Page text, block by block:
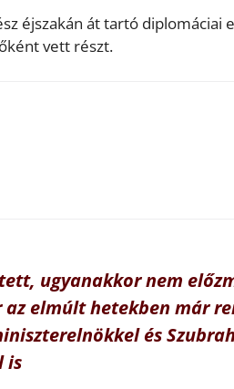
éjszakán át tartó diplomáciai
vett részt.
ugyanakkor nem
elmúlt hetekben már
és
is